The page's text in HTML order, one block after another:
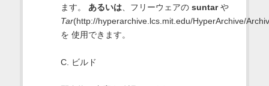
ます。 あるいは、フリーウェアの suntarや
Tar(http://hyperarchive.lcs.mit.edu/HyperArchive/
を 使用できます。
C. ビルド